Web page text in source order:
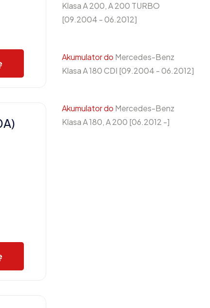
Klasa A 200, A 200 TURBO
[09.2004 - 06.2012]
Akumulator do Mercedes-Benz
Klasa A 180 CDI [09.2004 - 06.2012]
Akumulator do Mercedes-Benz
Klasa A 180, A 200 [06.2012 -]